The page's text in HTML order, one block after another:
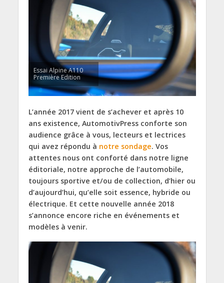
Essai Alpine A110
Première Edition
L’année 2017 vient de s’achever et après 10
ans existence, AutomotivPress conforte son
audience grâce à vous, lecteurs et lectrices
qui avez répondu à notre sondage. Vos
attentes nous ont conforté dans notre ligne
éditoriale, notre approche de l’automobile,
toujours sportive et/ou de collection, d’hier ou
d’aujourd’hui, qu’elle soit essence, hybride ou
électrique. Et cette nouvelle année 2018
s’annonce encore riche en événements et
modèles à venir.